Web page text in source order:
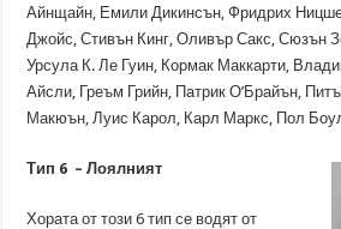
Айнщайн, Емили Дикинсън, Фридрих
Джойс, Стивън Кинг, Оливър Сакс, Сюзън
Урсула К. Ле Гуин, Кормак Маккарти,
Айсли, Греъм Грийн, Патрик О’Брайън,
Макюън, Луис Карол, Карл Маркс, Пол
Тип 6 – Лоялният
Хората от този 6 тип се водят от